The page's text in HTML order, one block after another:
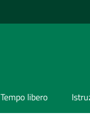
Tempo libero